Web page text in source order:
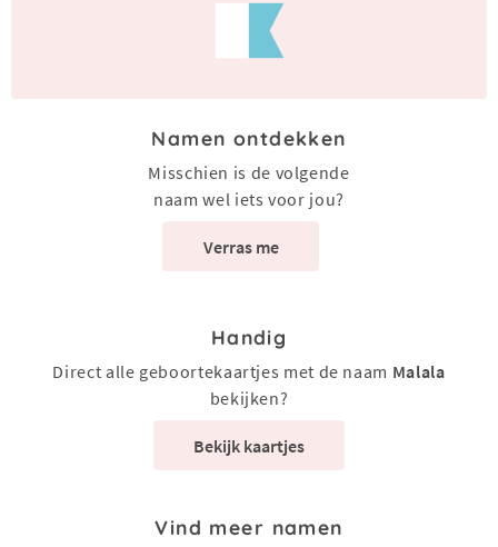
Namen ontdekken
Misschien is de volgende
naam wel iets voor jou?
Verras me
Handig
Direct alle geboortekaartjes met de naam Malala
bekijken?
Bekijk kaartjes
Vind meer namen